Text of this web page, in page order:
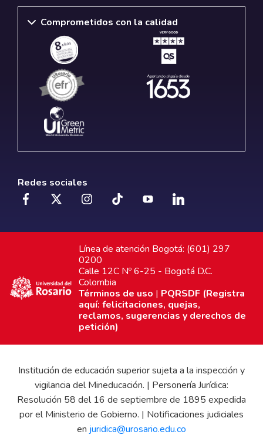
Comprometidos con la calidad
Redes sociales
Línea de atención Bogotá: (601) 297
0200
Calle 12C Nº 6-25 - Bogotá D.C.
Colombia
Términos de uso | PQRSDF (Registra
aquí: felicitaciones, quejas,
reclamos, sugerencias y derechos de
petición)
Institución de educación superior sujeta a la inspección y
vigilancia del Mineducación. | Personería Jurídica:
Resolución 58 del 16 de septiembre de 1895 expedida
por el Ministerio de Gobierno. | Notificaciones judiciales
en juridica@urosario.edu.co